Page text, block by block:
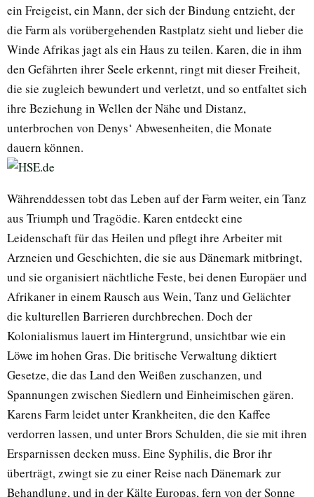
ein Freigeist, ein Mann, der sich der Bindung entzieht, der
die Farm als vorübergehenden Rastplatz sieht und lieber die
Winde Afrikas jagt als ein Haus zu teilen. Karen, die in ihm
den Gefährten ihrer Seele erkennt, ringt mit dieser Freiheit,
die sie zugleich bewundert und verletzt, und so entfaltet sich
ihre Beziehung in Wellen der Nähe und Distanz,
unterbrochen von Denys‘ Abwesenheiten, die Monate
dauern können.
Währenddessen tobt das Leben auf der Farm weiter, ein Tanz
aus Triumph und Tragödie. Karen entdeckt eine
Leidenschaft für das Heilen und pflegt ihre Arbeiter mit
Arzneien und Geschichten, die sie aus Dänemark mitbringt,
und sie organisiert nächtliche Feste, bei denen Europäer und
Afrikaner in einem Rausch aus Wein, Tanz und Gelächter
die kulturellen Barrieren durchbrechen. Doch der
Kolonialismus lauert im Hintergrund, unsichtbar wie ein
Löwe im hohen Gras. Die britische Verwaltung diktiert
Gesetze, die das Land den Weißen zuschanzen, und
Spannungen zwischen Siedlern und Einheimischen gären.
Karens Farm leidet unter Krankheiten, die den Kaffee
verdorren lassen, und unter Brors Schulden, die sie mit ihren
Ersparnissen decken muss. Eine Syphilis, die Bror ihr
überträgt, zwingt sie zu einer Reise nach Dänemark zur
Behandlung, und in der Kälte Europas, fern von der Sonne